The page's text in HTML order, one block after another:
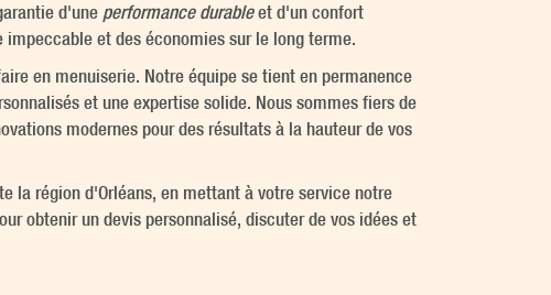
d'une performance durableet d'un confort
et des économies sur le long terme.
en menuiserie. Notre équipe se tient en permanence
et une expertise solide. Nous sommes fiers de
modernes pour des résultats à la hauteur de vos
la région d'Orléans, en mettant à votre service notre
obtenir un devis personnalisé, discuter de vos idées et